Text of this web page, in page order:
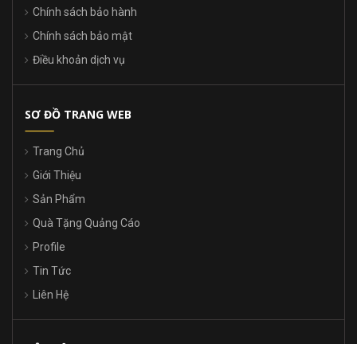
Chính sách bảo hành
Chính sách bảo mật
Điều khoản dịch vụ
SƠ ĐỒ TRANG WEB
Trang Chủ
Giới Thiệu
Sản Phẩm
Quà Tặng Quảng Cáo
Profile
Tin Tức
Liên Hệ